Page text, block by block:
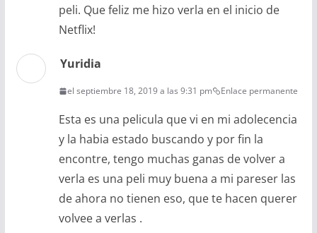
peli. Que feliz me hizo verla en el inicio de
Netflix!
Yuridia
el septiembre 18, 2019 a las 9:31 pm Enlace permanente
Esta es una pelicula que vi en mi adolecencia
y la habia estado buscando y por fin la
encontre, tengo muchas ganas de volver a
verla es una peli muy buena a mi pareser las
de ahora no tienen eso, que te hacen querer
volvee a verlas .